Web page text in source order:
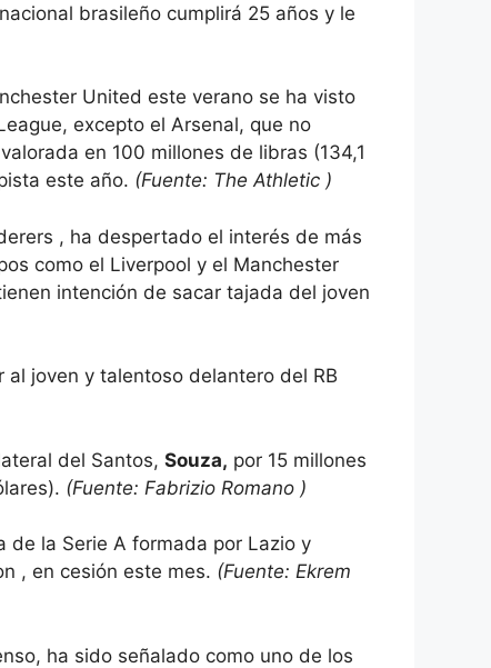
brasileño cumplirá 25 años y le
United este verano se ha visto
excepto el Arsenal, que no
en 100 millones de libras (134,1
este año. (Fuente: The Athletic )
, ha despertado el interés de más
como el Liverpool y el Manchester
intención de sacar tajada del joven
joven y talentoso delantero del RB
del Santos, Souza, por 15 millones
(Fuente: Fabrizio Romano )
de la Serie A formada por Lazio y
, en cesión este mes. (Fuente: Ekrem
ha sido señalado como uno de los